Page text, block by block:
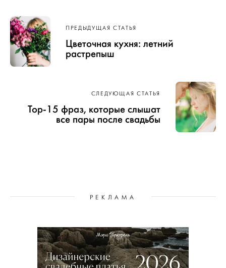
Навигация
по записям
ПРЕДЫДУЩАЯ СТАТЬЯ
Цветочная кухня: летний
растрепыш
СЛЕДУЮЩАЯ СТАТЬЯ
Top-15 фраз, которые слышат
все пары после свадьбы
РЕКЛАМА